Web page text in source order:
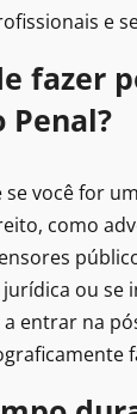
e
fazer
Penal?
se você for
como
ou se
entrar na